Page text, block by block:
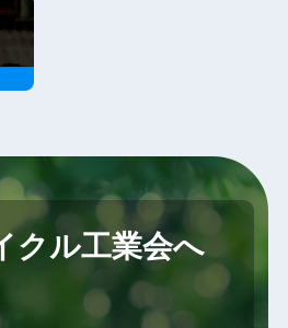
クル工業会へ